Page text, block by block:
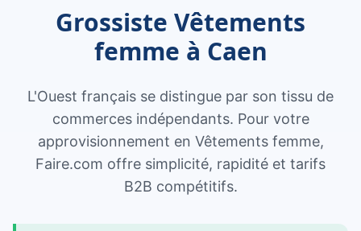
Grossiste Vêtements
femme à Caen
L'Ouest français se distingue par son tissu de
commerces indépendants. Pour votre
approvisionnement en Vêtements femme,
Faire.com offre simplicité, rapidité et tarifs
B2B compétitifs.